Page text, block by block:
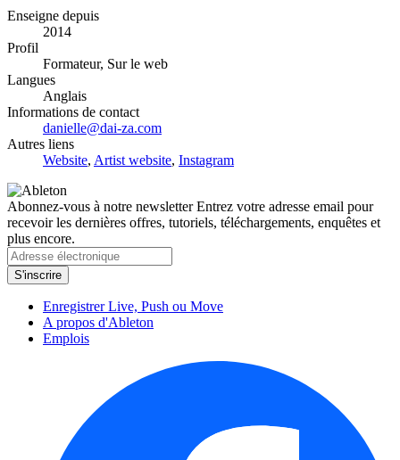
Enseigne depuis
2014
Profil
Formateur, Sur le web
Langues
Anglais
Informations de contact
danielle@dai-za.com
Autres liens
Website, Artist website, Instagram
Abonnez-vous à notre newsletterEntrez votre adresse email pour
recevoir les dernières offres, tutoriels, téléchargements, enquêtes et
plus encore.
Enregistrer Live, Push ou Move
A propos d'Ableton
Emplois